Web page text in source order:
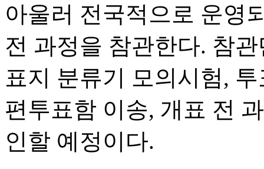
아울러 전국적으로 운영
전 과정을 참관한다. 참
표지 분류기 모의시험,
편투표함 이송, 개표 전
인할 예정이다.